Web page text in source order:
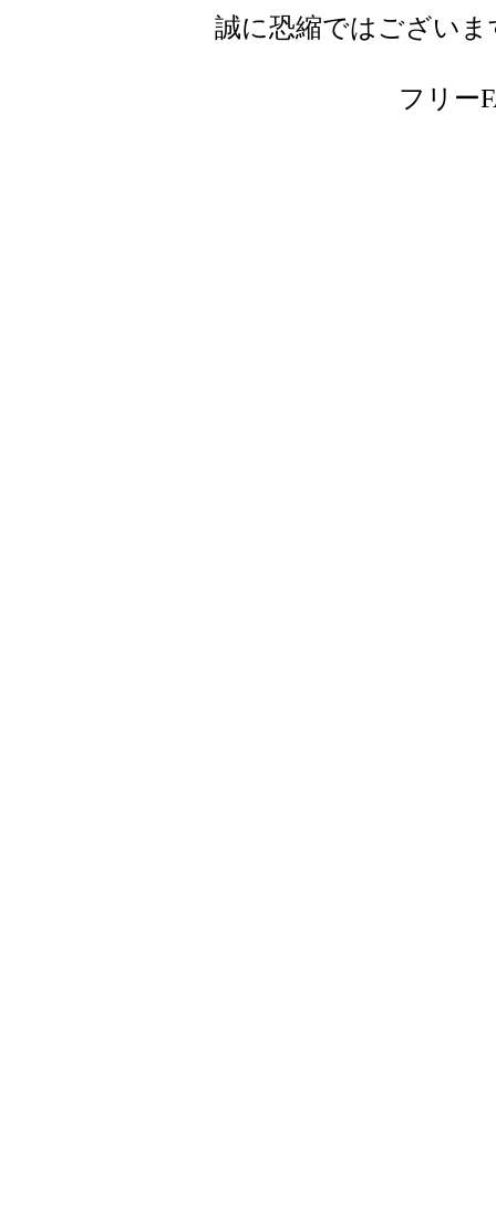
誠に恐縮ではござい
フリー